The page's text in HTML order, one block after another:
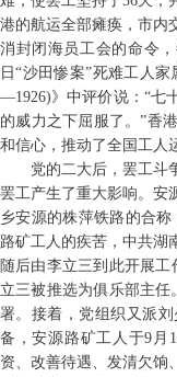
港的航运全部瘫痪，市内
消封闭海员工会的命令
日“沙田惨案”死难工人
—1926)》中评价说：“七
的威力之下屈服了。”香
和信心，推动了全国工人
党的二大后，罢工斗
罢工产生了重大影响。安
乡安源的株萍铁路的合
路矿工人的疾苦，中共湖
随后由李立三到此开展工
立三被推选为俱乐部主
署。接着，党组织又派
备，安源路矿工人于9月
资、改善待遇、发清欠饷